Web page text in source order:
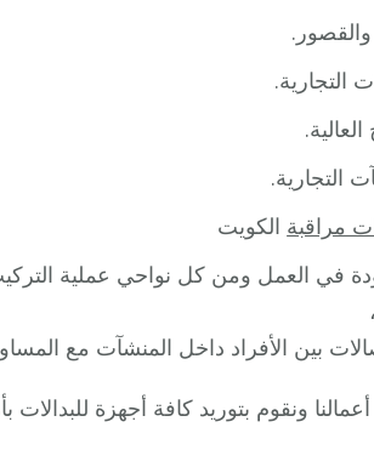
التجارية.
العالية.
التجارية.
مراقبة الكويت
في العمل ومن كل نواحي عملية
بين الأفراد داخل المنشآت مع
ونقوم بتوريد كافة أجهزة